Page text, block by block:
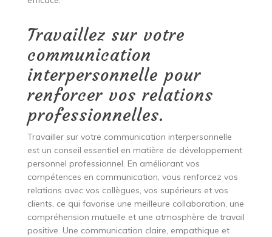
Travaillez sur votre
communication
interpersonnelle pour
renforcer vos relations
professionnelles.
Travailler sur votre communication interpersonnelle
est un conseil essentiel en matière de développement
personnel professionnel. En améliorant vos
compétences en communication, vous renforcez vos
relations avec vos collègues, vos supérieurs et vos
clients, ce qui favorise une meilleure collaboration, une
compréhension mutuelle et une atmosphère de travail
positive. Une communication claire, empathique et